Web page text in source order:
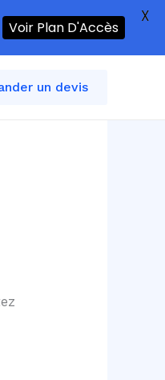
un devis
Voir Plan D'Accès
X